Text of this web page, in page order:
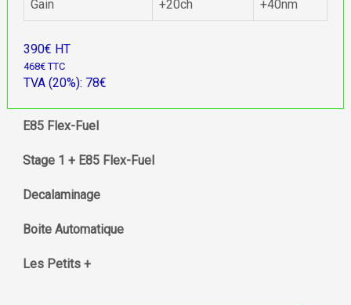
Gain +20ch +40nm
390€ HT
468€ TTC
TVA (20%): 78€
E85 Flex-Fuel
Stage 1 + E85 Flex-Fuel
Decalaminage
Boite Automatique
Les Petits +